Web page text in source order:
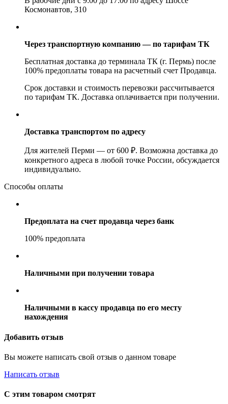
Космонавтов, 310
Через транспортную компанию — по тарифам ТК
Бесплатная доставка до терминала ТК (г. Пермь) после
100% предоплаты товара на расчетный счет Продавца.
Срок доставки и стоимость перевозки рассчитывается
по тарифам ТК. Доставка оплачивается при получении.
Доставка транспортом по адресу
Для жителей Перми — от 600 ₽. Возможна доставка до
конкретного адреса в любой точке России, обсуждается
индивидуально.
Способы оплаты
Предоплата на счет продавца через банк
100% предоплата
Наличными при получении товара
Наличными в кассу продавца по его месту
нахождения
Добавить отзыв
Вы можете написать свой отзыв о данном товаре
Написать отзыв
С этим товаром смотрят